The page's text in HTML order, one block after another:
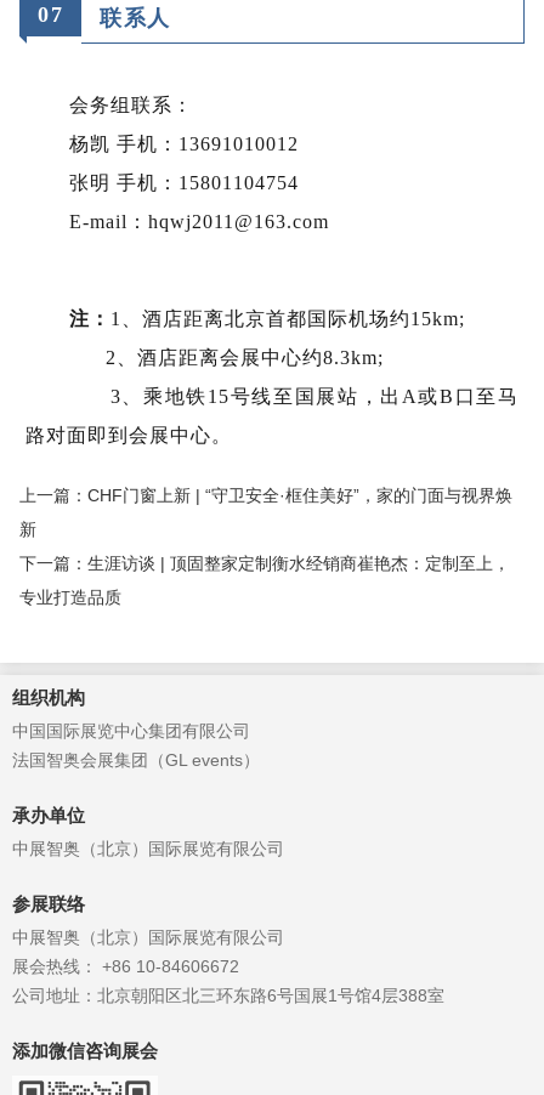
07 联系人
会务组联系：
杨凯 手机：13691010012
张明 手机：15801104754
E-mail：hqwj2011@163.com
注： 1、酒店距离北京首都国际机场约15km;
2、酒店距离会展中心约8.3km;
3、乘地铁15号线至国展站，出A或B口至马
路对面即到会展中心。
上一篇：CHF门窗上新 | “守卫安全·框住美好”，家的门面与视界焕
新
下一篇：生涯访谈 | 顶固整家定制衡水经销商崔艳杰：定制至上，
专业打造品质
组织机构
中国国际展览中心集团有限公司
法国智奥会展集团（GL events）
承办单位
中展智奥（北京）国际展览有限公司
参展联络
中展智奥（北京）国际展览有限公司
展会热线： +86 10-84606672
公司地址：北京朝阳区北三环东路6号国展1号馆4层388室
添加微信咨询展会